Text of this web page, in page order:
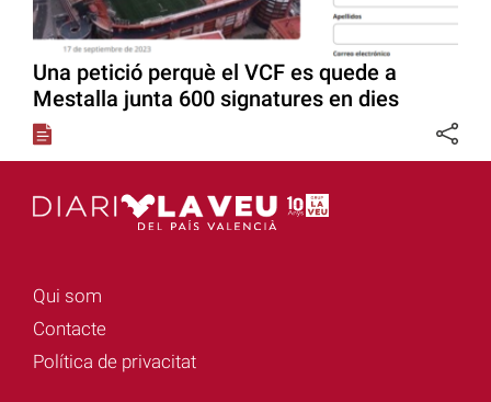
Una petició perquè el VCF es quede a
Mestalla junta 600 signatures en dies
Qui som
Contacte
Política de privacitat